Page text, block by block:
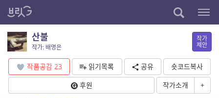
산불
작가: 배명은
작가
제안
작품공감 23 읽기목록 공유
숏코드복사
후원
작가소개 +